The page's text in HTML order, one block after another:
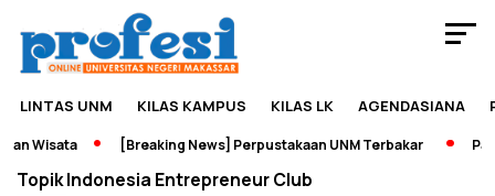
LINTAS UNM KILAS KAMPUS KILAS LK AGENDASIANA
Wisata [Breaking News] Perpustakaan UNM Terbakar
TopikIndonesia Entrepreneur Club